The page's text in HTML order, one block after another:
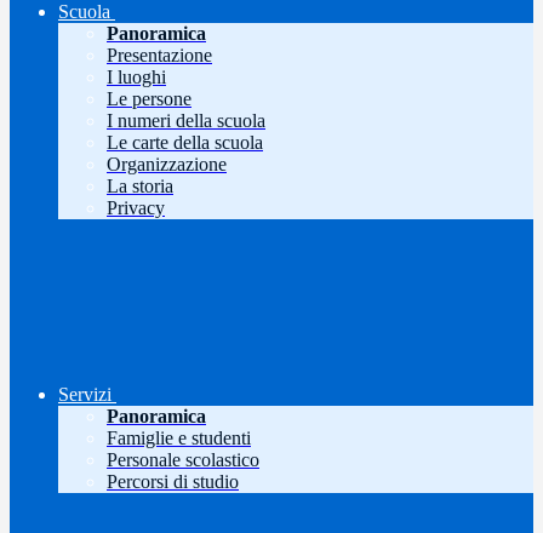
Scuola
Panoramica
Presentazione
I luoghi
Le persone
I numeri della scuola
Le carte della scuola
Organizzazione
La storia
Privacy
Servizi
Panoramica
Famiglie e studenti
Personale scolastico
Percorsi di studio